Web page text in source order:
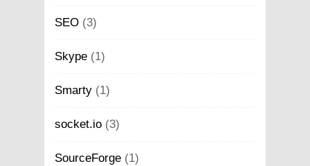
SEO (3)
Skype (1)
Smarty (1)
socket.io (3)
SourceForge (1)